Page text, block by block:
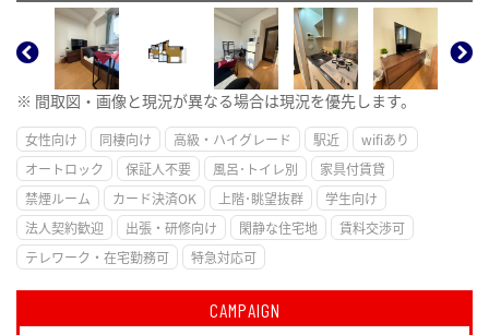
※ 間取図・画像と現況が異なる場合は現況を優先します。
女性向け 同棲向け 高級・ハイグレード 駅近
wifiあり
オートロック
保証人不要 風呂･トイレ別
家具付賃貸
禁煙ルーム
カード決済OK 上階･眺望抜群
学生向け
法人契約歓迎
出張・研修向け 閑静な住宅地
賃料交渉可
テレワーク・在宅勤務可
特急対応可
CAMPAIGN